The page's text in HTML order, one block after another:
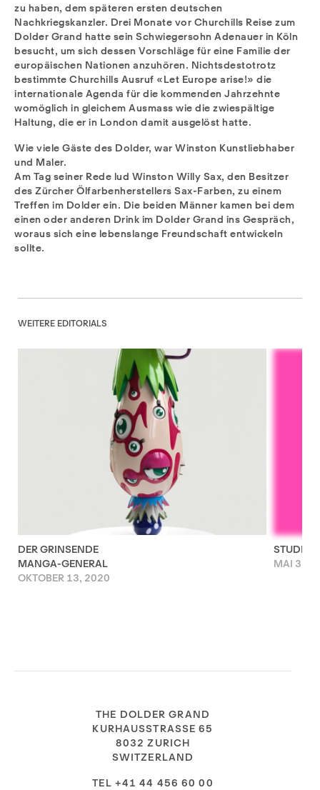
zu haben, dem späteren ersten deutschen
Nachkriegskanzler. Drei Monate vor Churchills Reise zum
Dolder Grand hatte sein Schwiegersohn Adenauer in Köln
besucht, um sich dessen Vorschläge für eine Familie der
europäischen Nationen anzuhören. Nichtsdestotrotz
bestimmte Churchills Ausruf «Let Europe arise!» die
internationale Agenda für die kommenden Jahrzehnte
womöglich in gleichem Ausmass wie die zwiespältige
Haltung, die er in London damit ausgelöst hatte.
Wie viele Gäste des Dolder, war Winston Kunstliebhaber
und Maler.
Am Tag seiner Rede lud Winston Willy Sax, den Besitzer
des Zürcher Ölfarbenherstellers Sax-Farben, zu einem
Treffen im Dolder ein. Die beiden Männer kamen bei dem
einen oder anderen Drink im Dolder Grand ins Gespräch,
woraus sich eine lebenslange Freundschaft entwickeln
sollte.
WEITERE EDITORIALS
DER GRINSENDE
MANGA-GENERAL
OKTOBER 13, 2020
STUDIO
MAI 31,
THE DOLDER GRAND
KURHAUSSTRASSE 65
8032 ZURICH
SWITZERLAND
TEL +41 44 456 60 00